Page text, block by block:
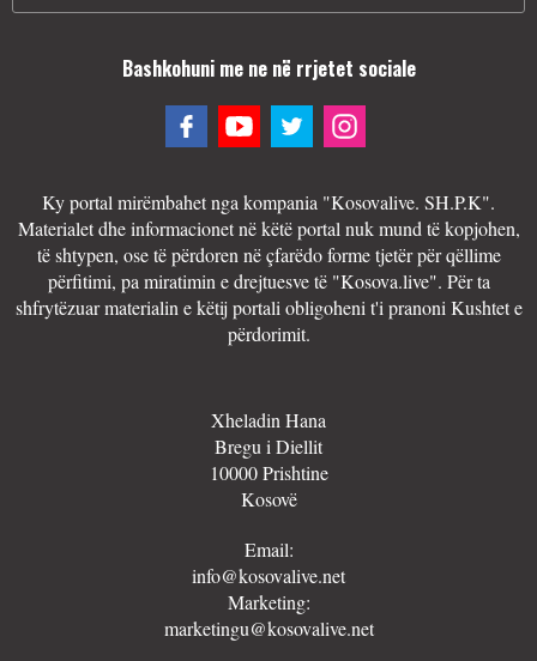
Bashkohuni me ne në rrjetet sociale
Ky portal mirëmbahet nga kompania "Kosovalive. SH.P.K".
Materialet dhe informacionet në këtë portal nuk mund të kopjohen,
të shtypen, ose të përdoren në çfarëdo forme tjetër për qëllime
përfitimi, pa miratimin e drejtuesve të "Kosova.live". Për ta
shfrytëzuar materialin e këtij portali obligoheni t'i pranoni Kushtet e
përdorimit.
Xheladin Hana
Bregu i Diellit
10000 Prishtine
Kosovë
Email:
info@kosovalive.net
Marketing:
marketingu@kosovalive.net